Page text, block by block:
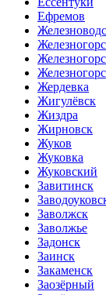
Ефремов
Жердевка
Жигулёвск
Жиздра
Жирновск
Жуков
Жуковка
Жуковский
Завитинск
Заволжск
Заволжье
Задонск
Заинск
Закаменск
Заозёрный